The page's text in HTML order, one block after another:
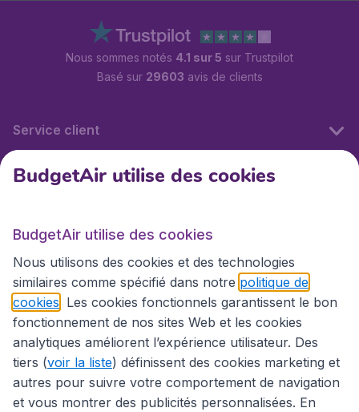
Nous sommes notés 4.1 sur 5 sur Trustpilot
Basé sur 29603 avis de clients
Service client
BudgetAir.fr
Sites internationaux
BudgetAir utilise des cookies
BudgetAir utilise des cookies
Nous utilisons des cookies et des technologies
similaires comme spécifié dans notre politique de
cookies . Les cookies fonctionnels garantissent le bon
fonctionnement de nos sites Web et les cookies
analytiques améliorent l’expérience utilisateur. Des
tiers (voir la liste) définissent des cookies marketing et
autres pour suivre votre comportement de navigation
et vous montrer des publicités personnalisées. En